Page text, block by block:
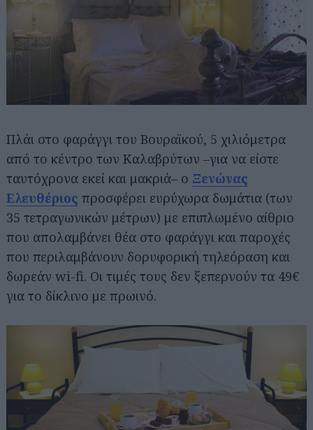
Πλάι στο φαράγγι του Βουραϊκού, 5 χιλιόμετρα
από το κέντρο των Καλαβρύτων –για να είστε
ταυτόχρονα εκεί και μακριά– ο Ξενώνας
Ελευθέριος προσφέρει ευρύχωρα δωμάτια (των
35 τετραγωνικών μέτρων) με επιπλωμένο αίθριο
που απολαμβάνει θέα στο φαράγγι και παροχές
που περιλαμβάνουν δορυφορική τηλεόραση και
δωρεάν wi-fi. Οι τιμές τους δεν ξεπερνούν τα 49€
για το δίκλινο με πρωινό.
Αναζήτηση
για...